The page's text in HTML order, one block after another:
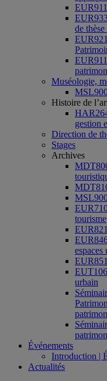
de
Muséologie,
Histoire de
gestion
Direction de
Stages
Archives
tourisme
espaces
urbain
Événements
Introduction |
Actualités